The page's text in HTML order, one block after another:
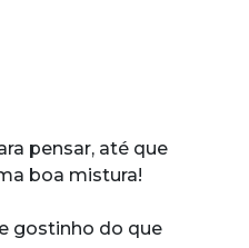
pensar, até que
boa mistura!
gostinho do que